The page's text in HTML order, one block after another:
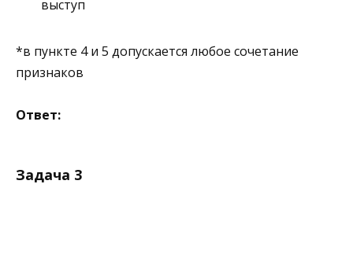
выступ
*в пункте 4 и 5 допускается любое сочетание
признаков
Ответ:
Задача 3